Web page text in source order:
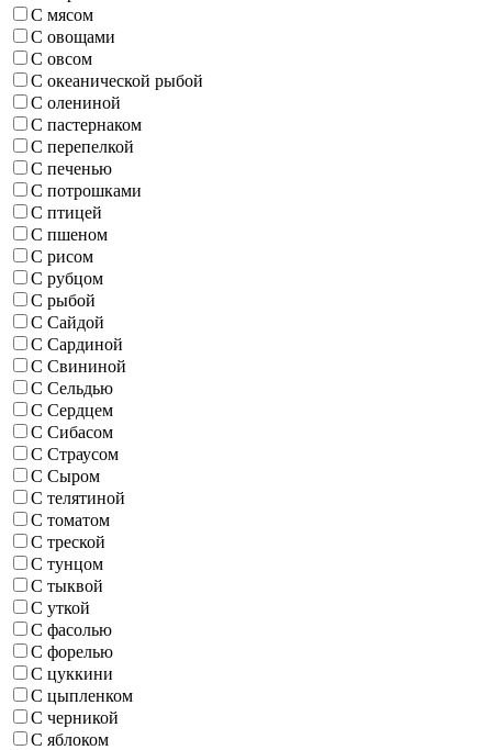
С мясом
С овощами
С овсом
С океанической рыбой
С олениной
С пастернаком
С перепелкой
С печенью
С потрошками
С птицей
С пшеном
С рисом
С рубцом
С рыбой
С Сайдой
С Сардиной
С Свининой
С Сельдью
С Сердцем
С Сибасом
С Страусом
С Сыром
С телятиной
С томатом
С треской
С тунцом
С тыквой
С уткой
С фасолью
С форелью
С цуккини
С цыпленком
С черникой
С яблоком